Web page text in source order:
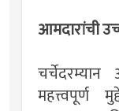
आमदारांची
महत्त्वपूर्ण